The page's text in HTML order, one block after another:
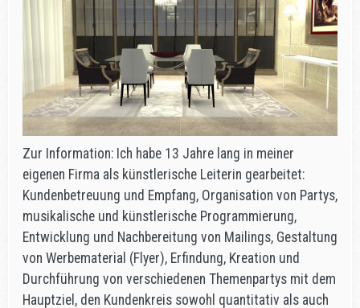
Zur Information: Ich habe 13 Jahre lang in meiner
eigenen Firma als künstlerische Leiterin gearbeitet:
Kundenbetreuung und Empfang, Organisation von Partys,
musikalische und künstlerische Programmierung,
Entwicklung und Nachbereitung von Mailings, Gestaltung
von Werbematerial (Flyer), Erfindung, Kreation und
Durchführung von verschiedenen Themenpartys mit dem
Hauptziel, den Kundenkreis sowohl quantitativ als auch